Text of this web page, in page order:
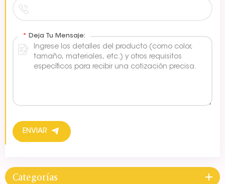
* Deja Tu Mensaje:
ENVIAR
Categorías